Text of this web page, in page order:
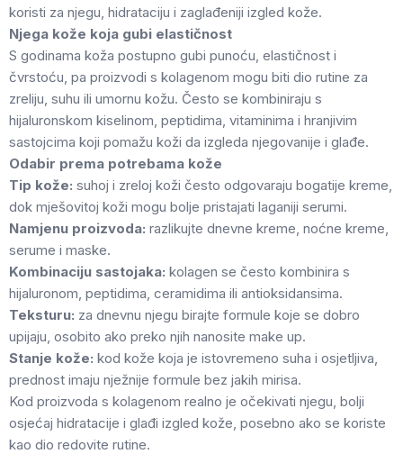
koristi za njegu, hidrataciju i zaglađeniji izgled kože.
Njega kože koja gubi elastičnost
S godinama koža postupno gubi punoću, elastičnost i
čvrstoću, pa proizvodi s kolagenom mogu biti dio rutine za
zreliju, suhu ili umornu kožu. Često se kombiniraju s
hijaluronskom kiselinom, peptidima, vitaminima i hranjivim
sastojcima koji pomažu koži da izgleda njegovanije i glađe.
Odabir prema potrebama kože
Tip kože: suhoj i zreloj koži često odgovaraju bogatije kreme,
dok mješovitoj koži mogu bolje pristajati laganiji serumi.
Namjenu proizvoda: razlikujte dnevne kreme, noćne kreme,
serume i maske.
Kombinaciju sastojaka: kolagen se često kombinira s
hijaluronom, peptidima, ceramidima ili antioksidansima.
Teksturu: za dnevnu njegu birajte formule koje se dobro
upijaju, osobito ako preko njih nanosite make up.
Stanje kože: kod kože koja je istovremeno suha i osjetljiva,
prednost imaju nježnije formule bez jakih mirisa.
Kod proizvoda s kolagenom realno je očekivati njegu, bolji
osjećaj hidratacije i glađi izgled kože, posebno ako se koriste
kao dio redovite rutine.